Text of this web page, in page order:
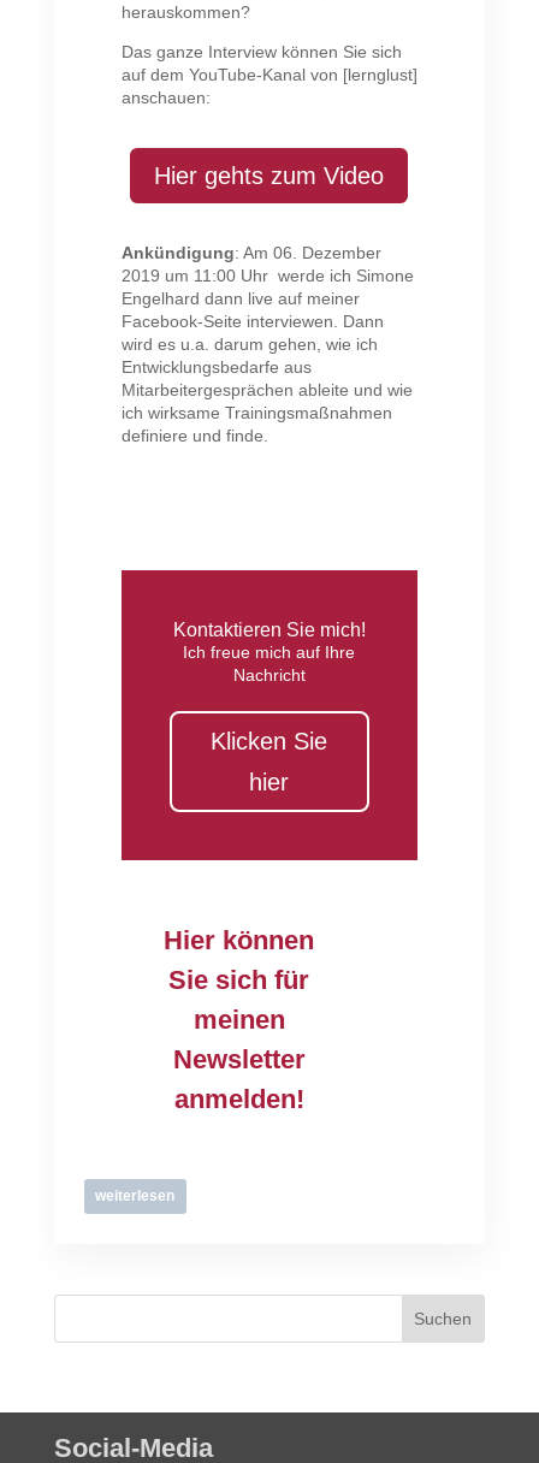
herauskommen?
Das ganze Interview können Sie sich
auf dem YouTube-Kanal von [lernglust]
anschauen:
Hier gehts zum Video
Ankündigung: Am 06. Dezember
2019 um 11:00 Uhr werde ich Simone
Engelhard dann live auf meiner
Facebook-Seite interviewen. Dann
wird es u.a. darum gehen, wie ich
Entwicklungsbedarfe aus
Mitarbeitergesprächen ableite und wie
ich wirksame Trainingsmaßnahmen
definiere und finde.
Kontaktieren Sie mich!
Ich freue mich auf Ihre
Nachricht
Klicken Sie
hier
Hier können
Sie sich für
meinen
Newsletter
anmelden!
weiterlesen
Social-Media